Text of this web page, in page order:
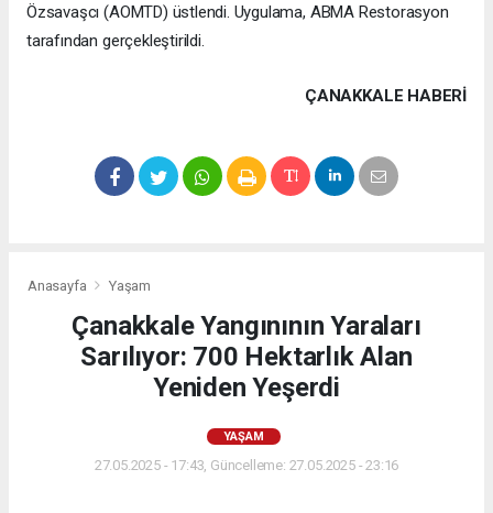
Özsavaşcı (AOMTD) üstlendi. Uygulama, ABMA Restorasyon
tarafından gerçekleştirildi.
ÇANAKKALE HABERİ
Anasayfa Yaşam
Çanakkale Yangınının Yaraları
Sarılıyor: 700 Hektarlık Alan
Yeniden Yeşerdi
YAŞAM
27.05.2025 - 17:43, Güncelleme: 27.05.2025 - 23:16